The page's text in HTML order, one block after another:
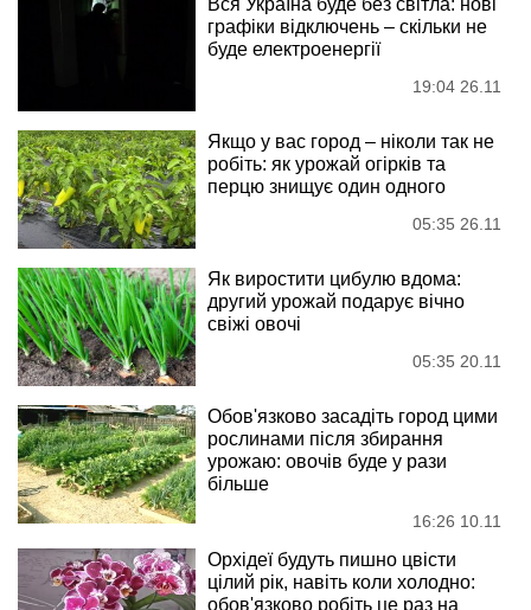
графіки відключень – скільки не
буде електроенергії
19:04 26.11
Якщо у вас город – ніколи так не
робіть: як урожай огірків та
перцю знищує один одного
05:35 26.11
Як виростити цибулю вдома:
другий урожай подарує вічно
свіжі овочі
05:35 20.11
Обов'язково засадіть город цими
рослинами після збирання
урожаю: овочів буде у рази
більше
16:26 10.11
Орхідеї будуть пишно цвісти
цілий рік, навіть коли холодно:
обов'язково робіть це раз на